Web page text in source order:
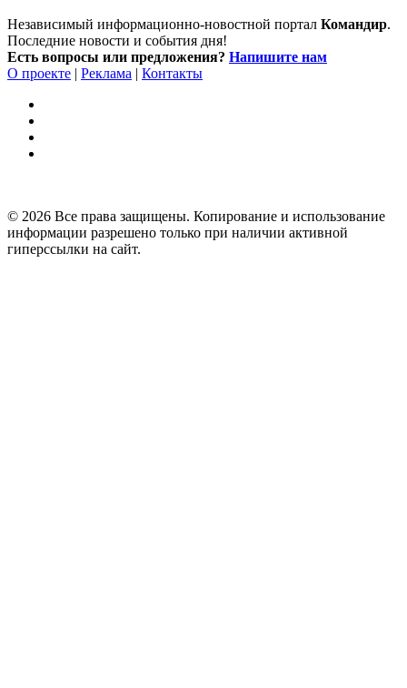
Независимый информационно-новостной портал Командир.
Последние новости и события дня!
Есть вопросы или предложения? Напишите нам
О проекте | Реклама | Контакты
© 2026 Все права защищены. Копирование и использование
информации разрешено только при наличии активной
гиперссылки на сайт.